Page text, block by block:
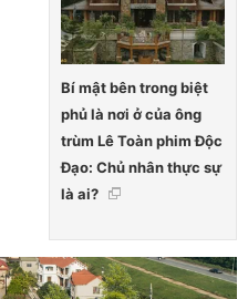
Bí mật bên trong biệt
phủ là nơi ở của ông
trùm Lê Toàn phim Độc
Đạo: Chủ nhân thực sự
là ai?